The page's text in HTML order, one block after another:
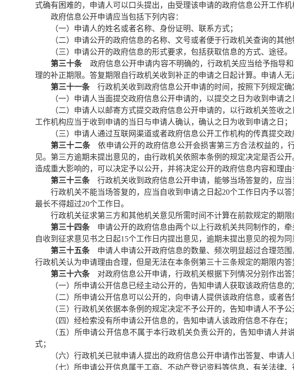
式确有困难的，申请人可以口头提出，由受理该申请的政府信息公开工作机
政府信息公开申请应当包括下列内容：
（一）申请人的姓名或者名称、身份证明、联系方式；
（二）申请公开的政府信息的名称、文号或者便于行政机关查询的其他
（三）申请公开的政府信息的形式要求，包括获取信息的方式、途径。
第三十条政府信息公开申请内容不明确的，行政机关应当给予指导
理的补正期限。答复期限自行政机关收到补正的申请之日起计算。申请人
第三十一条行政机关收到政府信息公开申请的时间，按照下列规定确
（一）申请人当面提交政府信息公开申请的，以提交之日为收到申请之
（二）申请人以邮寄方式提交政府信息公开申请的，以行政机关签收
工作机构应当于收到申请的当日与申请人确认，确认之日为收到申请之日；
（三）申请人通过互联网渠道或者政府信息公开工作机构的传真提交
第三十二条依申请公开的政府信息公开会损害第三方合法权益的，
见。第三方逾期未提出意见的，由行政机关依照本条例的规定决定是否公
造成重大影响的，可以决定予以公开，并将决定公开的政府信息内容和理由
第三十三条行政机关收到政府信息公开申请，能够当场答复的，应当
行政机关不能当场答复的，应当自收到申请之日起20个工作日内予以
最长不得超过20个工作日。
行政机关征求第三方和其他机关意见所需时间不计算在前款规定的期限
第三十四条申请公开的政府信息由两个以上行政机关共同制作的，牵
自收到征求意见书之日起15个工作日内提出意见，逾期未提出意见的视为同
第三十五条申请人申请公开政府信息的数量、频次明显超过合理范围
行政机关认为申请理由合理，但是无法在本条例第三十三条规定的期限内
第三十六条对政府信息公开申请，行政机关根据下列情况分别作出答
（一）所申请公开信息已经主动公开的，告知申请人获取该政府信息的
（二）所申请公开信息可以公开的，向申请人提供该政府信息，或者
（三）行政机关依据本条例的规定决定不予公开的，告知申请人不予公
（四）经检索没有所申请公开信息的，告知申请人该政府信息不存在；
（五）所申请公开信息不属于本行政机关负责公开的，告知申请人
式；
（六）行政机关已就申请人提出的政府信息公开申请作出答复、申请
（七）所申请公开信息属于工商、不动产登记资料等信息，有关法律